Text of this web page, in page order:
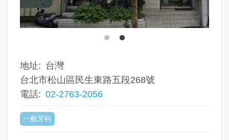
地址
台灣
台北市松山區民生東路五段268號
電話
02-2763-2056
一般牙科